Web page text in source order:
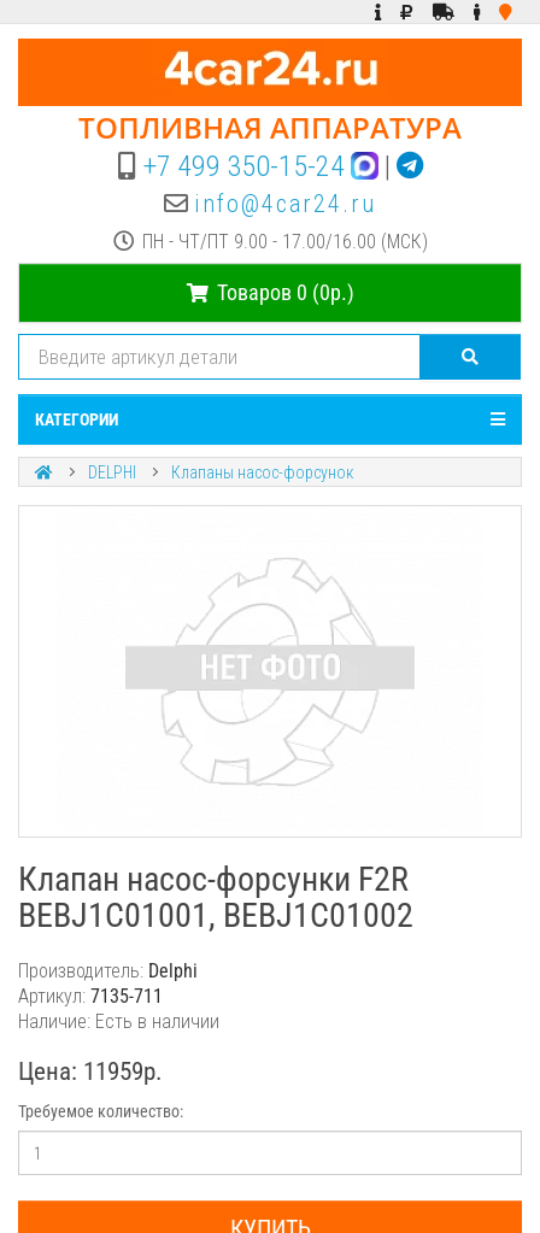
ТОПЛИВНАЯ АППАРАТУРА
+7 499 350-15-24 |
info@4car24.ru
ПН - ЧТ/ПТ 9.00 - 17.00/16.00 (МСК)
Товаров 0 (0р.)
КАТЕГОРИИ
DELPHI Клапаны насос-форсунок
Клапан насос-форсунки F2R
BEBJ1C01001, BEBJ1C01002
Производитель: Delphi
Артикул: 7135-711
Наличие: Есть в наличии
Цена: 11959р.
Требуемое количество: